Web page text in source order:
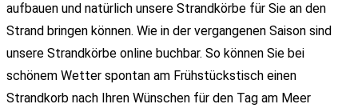
aufbauen und natürlich unsere Strandkörbe für Sie an den
Strand bringen können. Wie in der vergangenen Saison sind
unsere Strandkörbe online buchbar. So können Sie bei
schönem Wetter spontan am Frühstückstisch einen
Strandkorb nach Ihren Wünschen für den Tag am Meer